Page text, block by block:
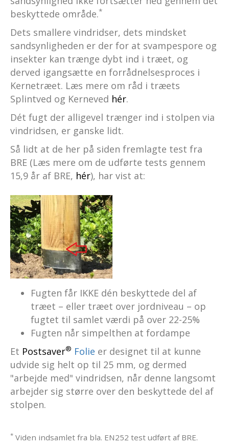
beskyttede område.*
Dets smallere vindridser, dets mindsket
sandsynligheden er der for at svampespore og
insekter kan trænge dybt ind i træet, og
derved igangsætte en forrådnelsesproces i
Kernetræet. Læs mere om råd i træets
Splintved og Kerneved hér.
Dét fugt der alligevel trænger ind i stolpen via
vindridsen, er ganske lidt.
Så lidt at de her på siden fremlagte test fra
BRE (Læs mere om de udførte tests gennem
15,9 år af BRE, hér), har vist at:
Fugten får IKKE dén beskyttede del af
træet – eller træet over jordniveau – op
fugtet til samlet værdi på over 22-25%
Fugten når simpelthen at fordampe
Et Postsaver® Folie er designet til at kunne
udvide sig helt op til 25 mm, og dermed
"arbejde med" vindridsen, når denne langsomt
arbejder sig større over den beskyttede del af
stolpen.
* Viden indsamlet fra bla. EN252 test udført af BRE.